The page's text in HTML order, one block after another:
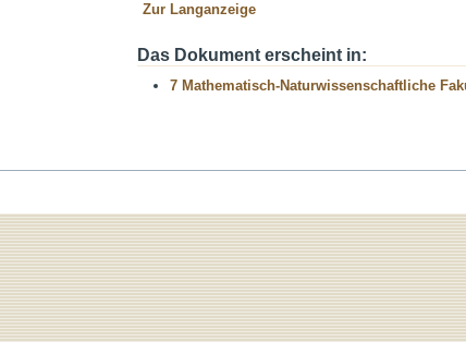
Zur Langanzeige
Das Dokument erscheint in:
7 Mathematisch-Naturwissenschaftliche